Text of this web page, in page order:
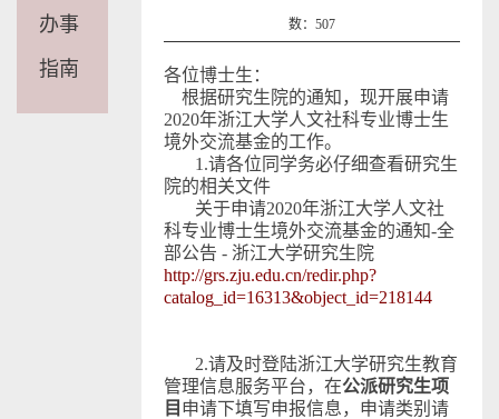
办事
指南
数： 507
各位博士生：
根据研究生院的通知，现开展申请
2020年浙江大学人文社科专业博士生
境外交流基金的工作。
1.请各位同学务必仔细查看研究生
院的相关文件
关于申请2020年浙江大学人文社
科专业博士生境外交流基金的通知-全
部公告 - 浙江大学研究生院
http://grs.zju.edu.cn/redir.php?
catalog_id=16313&object_id=218144
2.请及时登陆浙江大学研究生教育
管理信息服务平台，在公派研究生项
目 申请下填写申报信息，申请类别请